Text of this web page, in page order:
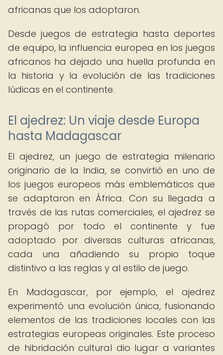
africanas que los adoptaron.
Desde juegos de estrategia hasta deportes
de equipo, la influencia europea en los juegos
africanos ha dejado una huella profunda en
la historia y la evolución de las tradiciones
lúdicas en el continente.
El ajedrez: Un viaje desde Europa
hasta Madagascar
El ajedrez, un juego de estrategia milenario
originario de la India, se convirtió en uno de
los juegos europeos más emblemáticos que
se adaptaron en África. Con su llegada a
través de las rutas comerciales, el ajedrez se
propagó por todo el continente y fue
adoptado por diversas culturas africanas,
cada una añadiendo su propio toque
distintivo a las reglas y al estilo de juego.
En Madagascar, por ejemplo, el ajedrez
experimentó una evolución única, fusionando
elementos de las tradiciones locales con las
estrategias europeas originales. Este proceso
de hibridación cultural dio lugar a variantes